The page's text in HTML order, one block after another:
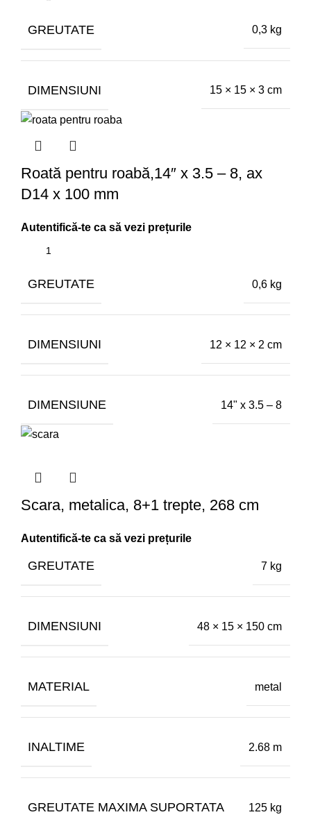
GREUTATE 0,3 kg
DIMENSIUNI 15 × 15 × 3 cm
Roată pentru roabă,14″ x 3.5 – 8, ax
D14 x 100 mm
GREUTATE 0,6 kg
DIMENSIUNI 12 × 12 × 2 cm
DIMENSIUNE 14" x 3.5 – 8
Scara, metalica, 8+1 trepte, 268 cm
GREUTATE 7 kg
DIMENSIUNI 48 × 15 × 150 cm
MATERIAL metal
INALTIME 2.68 m
GREUTATE MAXIMA SUPORTATA 125 kg